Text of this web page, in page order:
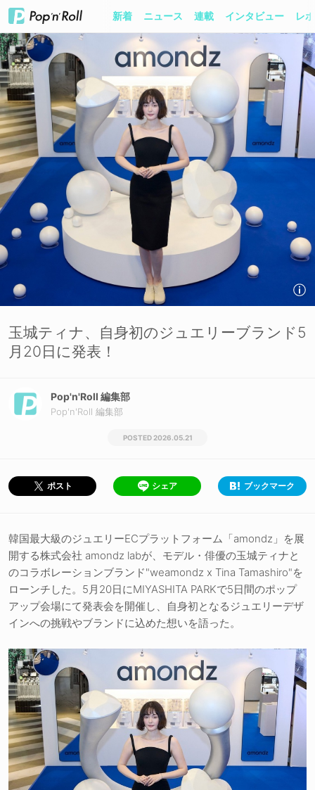
新着 ニュース 連載 インタビュー レ
玉城ティナ、自身初のジュエリーブランド5
月20日に発表！
Pop'n'Roll 編集部
Pop'n'Roll 編集部
2026.05.21
ポスト シェア ブックマーク
韓国最大級のジュエリーECプラットフォーム「amondz」を展
開する株式会社 amondz labが、モデル・俳優の玉城ティナと
のコラボレーションブランド"weamondz x Tina Tamashiro"を
ローンチした。5月20日にMIYASHITA PARKで5日間のポップ
アップ会場にて発表会を開催し、自身初となるジュエリーデザ
インへの挑戦やブランドに込めた想いを語った。